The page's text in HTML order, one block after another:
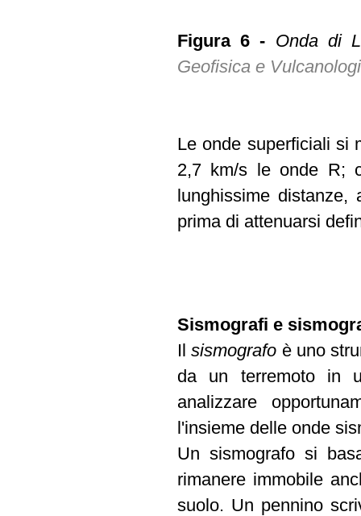
Figura 6 - Onda di
Geofisica e
Le onde superficiali si
2,7 km/s le onde R;
lunghissime
prima di attenuarsi
Sismografi e
Ilsismografo è uno
da un terremoto in
analizzare
l'insieme delle onde
Un sismografo si
rimanere immobile
suolo. Un pennino